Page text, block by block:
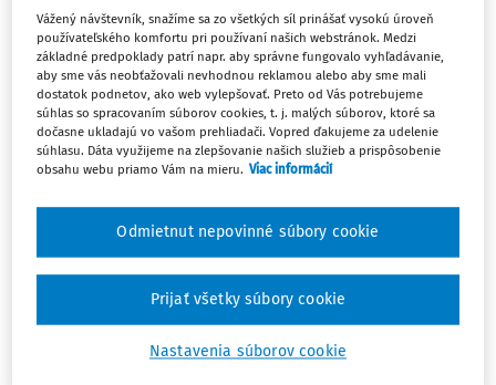
Ups, zatiaľ ste si prečítali len
začiatok...
Celý odborný obsah z tejto oblasti je
dostupný predplatiteľom portálu.
Odomknite si prístup k odbornému
obsahu a získajte prístup na 10 dní
zdarma, stačí sa len zaregistrovať.
Vďaka registrácii získate prístup aj k
Vážený návštevník, snažíme sa zo všetkých síl prinášať vysokú úroveň
používateľského komfortu pri používaní našich webstránok. Medzi
základné predpoklady patrí napr. aby správne fungovalo vyhľadávanie,
aby sme vás neobťažovali nevhodnou reklamou alebo aby sme mali
dostatok podnetov, ako web vylepšovať. Preto od Vás potrebujeme
súhlas so spracovaním súborov cookies, t. j. malých súborov, ktoré sa
dočasne ukladajú vo vašom prehliadači. Vopred ďakujeme za udelenie
súhlasu. Dáta využijeme na zlepšovanie našich služieb a prispôsobenie
obsahu webu priamo Vám na mieru. Viac informácií
Nastavenia súborov cookie
Odmietnut nepovinné súbory cookie
Prijať všetky súbory cookie